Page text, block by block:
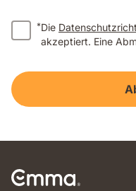
*Die
akzeptiert. Eine